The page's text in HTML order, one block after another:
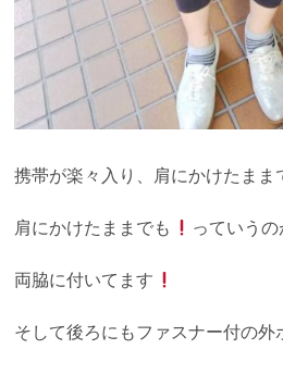
携帯が楽々入り、肩にかけたまま
肩にかけたままでも っていう
両脇に付いてます
そして後ろにもファスナー付の外